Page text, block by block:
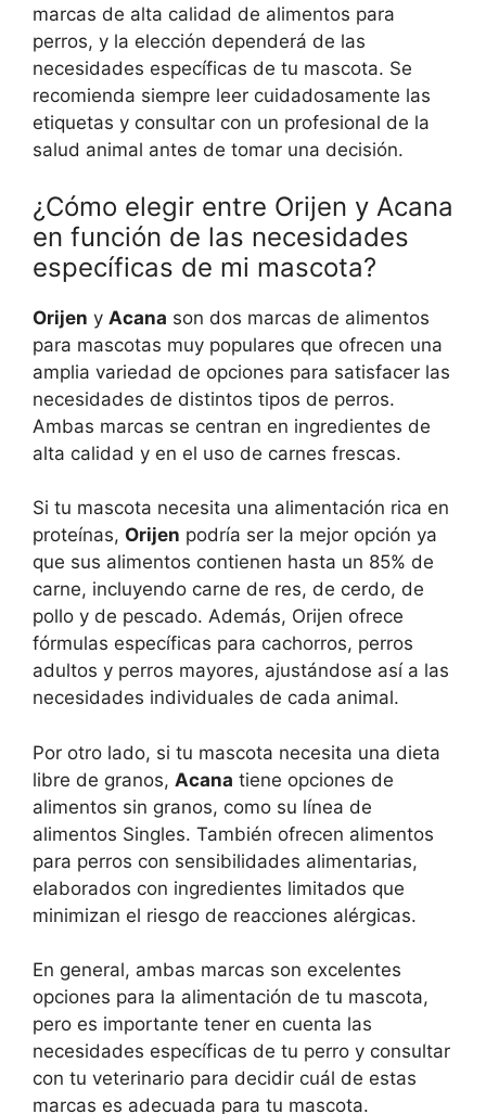
marcas de alta calidad de alimentos para
perros, y la elección dependerá de las
necesidades específicas de tu mascota. Se
recomienda siempre leer cuidadosamente las
etiquetas y consultar con un profesional de la
salud animal antes de tomar una decisión.
¿Cómo elegir entre Orijen y Acana
en función de las necesidades
específicas de mi mascota?
Orijen y Acana son dos marcas de alimentos
para mascotas muy populares que ofrecen una
amplia variedad de opciones para satisfacer las
necesidades de distintos tipos de perros.
Ambas marcas se centran en ingredientes de
alta calidad y en el uso de carnes frescas.
Si tu mascota necesita una alimentación rica en
proteínas, Orijen podría ser la mejor opción ya
que sus alimentos contienen hasta un 85% de
carne, incluyendo carne de res, de cerdo, de
pollo y de pescado. Además, Orijen ofrece
fórmulas específicas para cachorros, perros
adultos y perros mayores, ajustándose así a las
necesidades individuales de cada animal.
Por otro lado, si tu mascota necesita una dieta
libre de granos, Acana tiene opciones de
alimentos sin granos, como su línea de
alimentos Singles. También ofrecen alimentos
para perros con sensibilidades alimentarias,
elaborados con ingredientes limitados que
minimizan el riesgo de reacciones alérgicas.
En general, ambas marcas son excelentes
opciones para la alimentación de tu mascota,
pero es importante tener en cuenta las
necesidades específicas de tu perro y consultar
con tu veterinario para decidir cuál de estas
marcas es adecuada para tu mascota.